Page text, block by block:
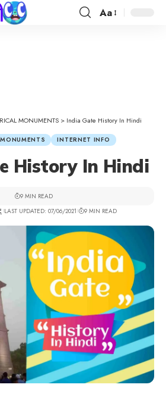
Aa
MONUMENTS > India Gate History In Hindi
INTERNET INFO
History In Hindi
LAST UPDATED: 07/06/2021 9 MIN READ
9 MIN READ